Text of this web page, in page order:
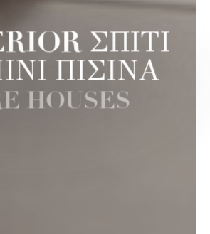
ΣΠΙΤΙ
ΠΙΣΙΝΑ
HOUSES